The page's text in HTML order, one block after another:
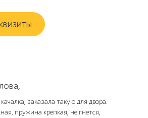
заказала такую для двора.
пружина крепкая, не гнется,